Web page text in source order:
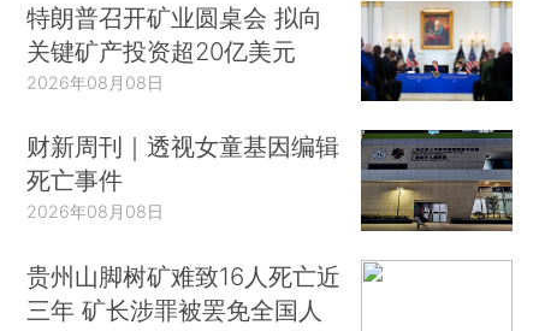
特朗普召开矿业圆桌会 拟向
关键矿产投资超20亿美元
2026年08月08日
财新周刊｜透视女童基因编辑
死亡事件
2026年08月08日
贵州山脚树矿难致16人死亡近
三年 矿长涉罪被罢免全国人